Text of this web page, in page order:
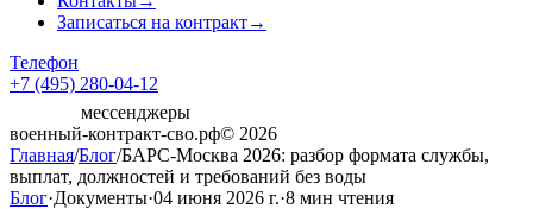
Записаться на контракт→
Телефон
+7 (495) 280-04-12
мессенджеры
военный-контракт-сво.рф© 2026
Главная/Блог/БАРС-Москва 2026: разбор формата службы,
выплат, должностей и требований без воды
Блог·Документы·04 июня 2026 г.·8 мин чтения